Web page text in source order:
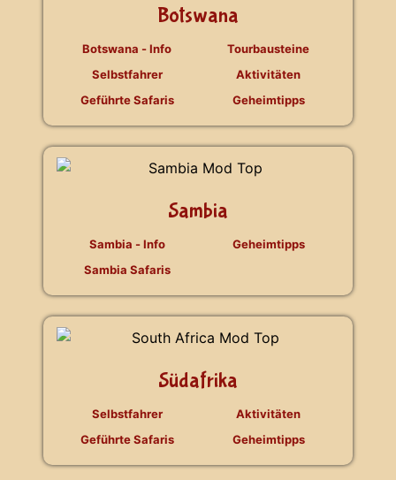
Botswana
Botswana - Info
Selbstfahrer
Geführte Safaris
Tourbausteine
Aktivitäten
Geheimtipps
Sambia
Sambia - Info
Sambia Safaris
Geheimtipps
Südafrika
Selbstfahrer
Geführte Safaris
Aktivitäten
Geheimtipps